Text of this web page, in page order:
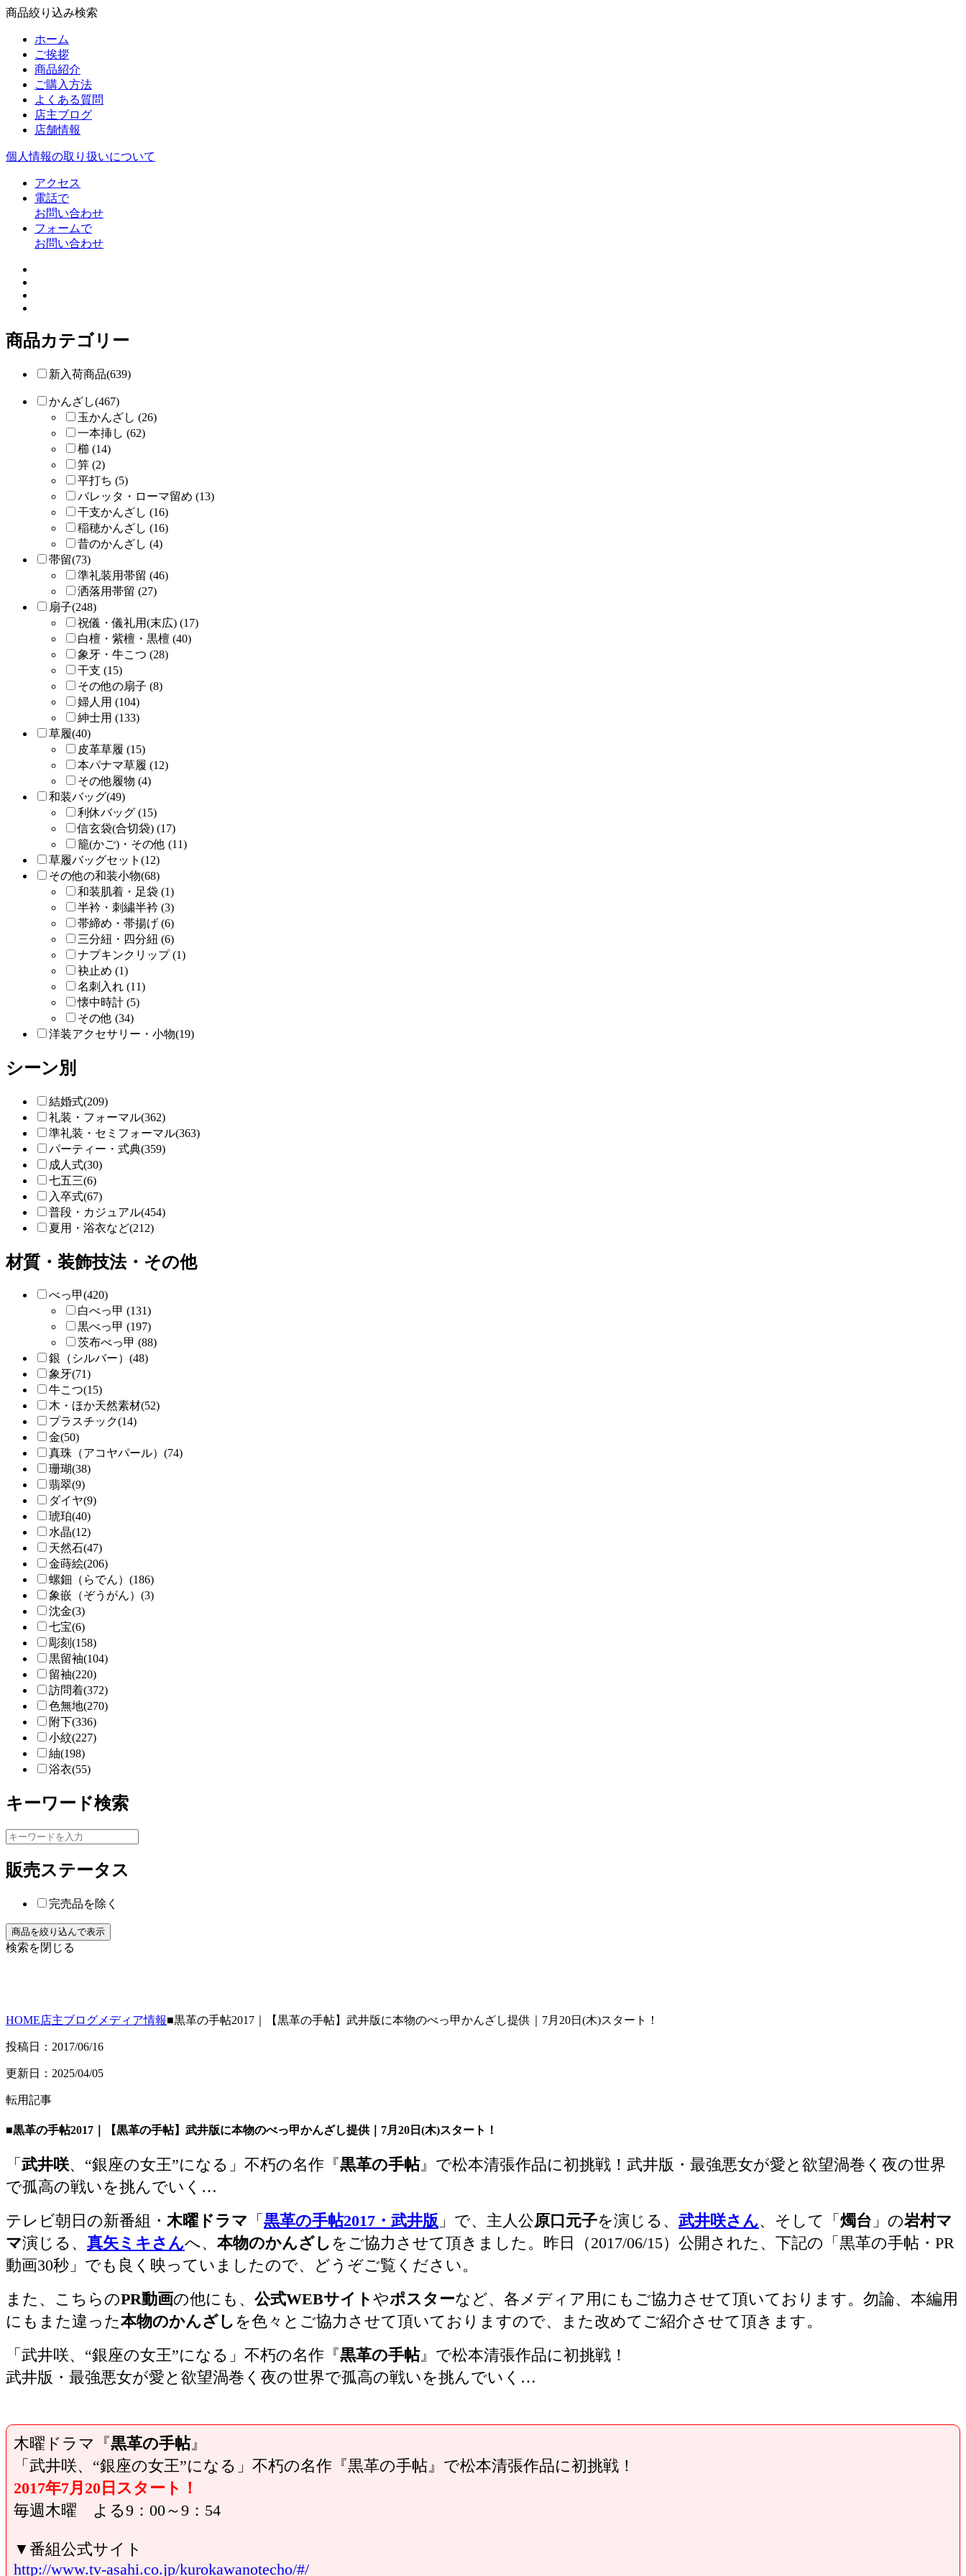
商品絞り込み検索
ホーム
ご挨拶
商品紹介
ご購入方法
よくある質問
店主ブログ
店舗情報
個人情報の取り扱いについて
アクセス
電話で
お問い合わせ
フォームで
お問い合わせ
商品カテゴリー
新入荷商品(639)
かんざし(467)
玉かんざし (26)
一本挿し (62)
櫛 (14)
笄 (2)
平打ち (5)
バレッタ・ローマ留め (13)
干支かんざし (16)
稲穂かんざし (16)
昔のかんざし (4)
帯留(73)
準礼装用帯留 (46)
洒落用帯留 (27)
扇子(248)
祝儀・儀礼用(末広) (17)
白檀・紫檀・黒檀 (40)
象牙・牛こつ (28)
干支 (15)
その他の扇子 (8)
婦人用 (104)
紳士用 (133)
草履(40)
皮革草履 (15)
本パナマ草履 (12)
その他履物 (4)
和装バッグ(49)
利休バッグ (15)
信玄袋(合切袋) (17)
籠(かご)・その他 (11)
草履バッグセット(12)
その他の和装小物(68)
和装肌着・足袋 (1)
半衿・刺繍半衿 (3)
帯締め・帯揚げ (6)
三分紐・四分紐 (6)
ナプキンクリップ (1)
袂止め (1)
名刺入れ (11)
懐中時計 (5)
その他 (34)
洋装アクセサリー・小物(19)
シーン別
結婚式(209)
礼装・フォーマル(362)
準礼装・セミフォーマル(363)
パーティー・式典(359)
成人式(30)
七五三(6)
入卒式(67)
普段・カジュアル(454)
夏用・浴衣など(212)
材質・装飾技法・その他
べっ甲(420)
白べっ甲 (131)
黒べっ甲 (197)
茨布べっ甲 (88)
銀（シルバー）(48)
象牙(71)
牛こつ(15)
木・ほか天然素材(52)
プラスチック(14)
金(50)
真珠（アコヤパール）(74)
珊瑚(38)
翡翠(9)
ダイヤ(9)
琥珀(40)
水晶(12)
天然石(47)
金蒔絵(206)
螺鈿（らでん）(186)
象嵌（ぞうがん）(3)
沈金(3)
七宝(6)
彫刻(158)
黒留袖(104)
留袖(220)
訪問着(372)
色無地(270)
附下(336)
小紋(227)
紬(198)
浴衣(55)
キーワード検索
販売ステータス
完売品を除く
検索を閉じる
HOME店主ブログ メディア情報■黒革の手帖2017｜【黒革の手帖】武井版に本物のべっ甲かんざし提供｜7月20日(木)スタート！
投稿日：2017/06/16
更新日：2025/04/05
転用記事
■黒革の手帖2017｜【黒革の手帖】武井版に本物のべっ甲かんざし提供｜7月20日(木)スタート！
「 武井咲、“銀座の女王”になる」不朽の名作『黒革の手帖』で松本清張作品に初挑戦！武井版・最強悪女が愛と欲望渦巻く夜の世界
で孤高の戦いを挑んでいく…
テレビ朝日の新番組・ 木曜ドラマ 「 黒革の手帖2017・武井版 」で、主人公原口元子を演じる、 武井咲さん、そして「 燭台 」の岩村マ
マ演じる、 真矢ミキさんへ、 本物のかんざし をご協力させて頂きました。昨日（2017/06/15）公開された、下記の「黒革の手帖・PR
動画30秒」でも良く映っていましたので、どうぞご覧ください。
また、こちらのPR動画の他にも、 公式WEBサイト やポスターなど、各メディア用にもご協力させて頂いております。勿論、本編用
にもまた違った本物のかんざし を色々とご協力させて頂いておりますので、また改めてご紹介させて頂きます。
「武井咲、“銀座の女王”になる」不朽の名作『黒革の手帖』で松本清張作品に初挑戦！
武井版・最強悪女が愛と欲望渦巻く夜の世界で孤高の戦いを挑んでいく…
木曜ドラマ『黒革の手帖』
「武井咲、“銀座の女王”になる」不朽の名作『黒革の手帖』で松本清張作品に初挑戦！
2017年7月20日スタート！
毎週木曜 よる9：00～9：54
▼番組公式サイト
http://www.tv-asahi.co.jp/kurokawanotecho/#/